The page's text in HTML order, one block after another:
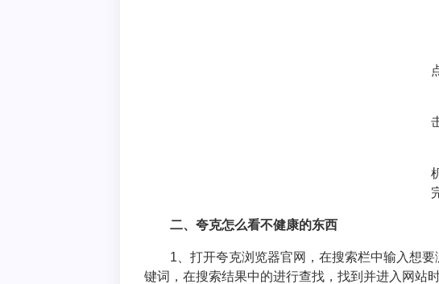
二、夸克怎么看不健康的东西
1、打开夸克浏览器官网，在搜索栏中输入想
键词，在搜索结果中的进行查找，找到并进入网站